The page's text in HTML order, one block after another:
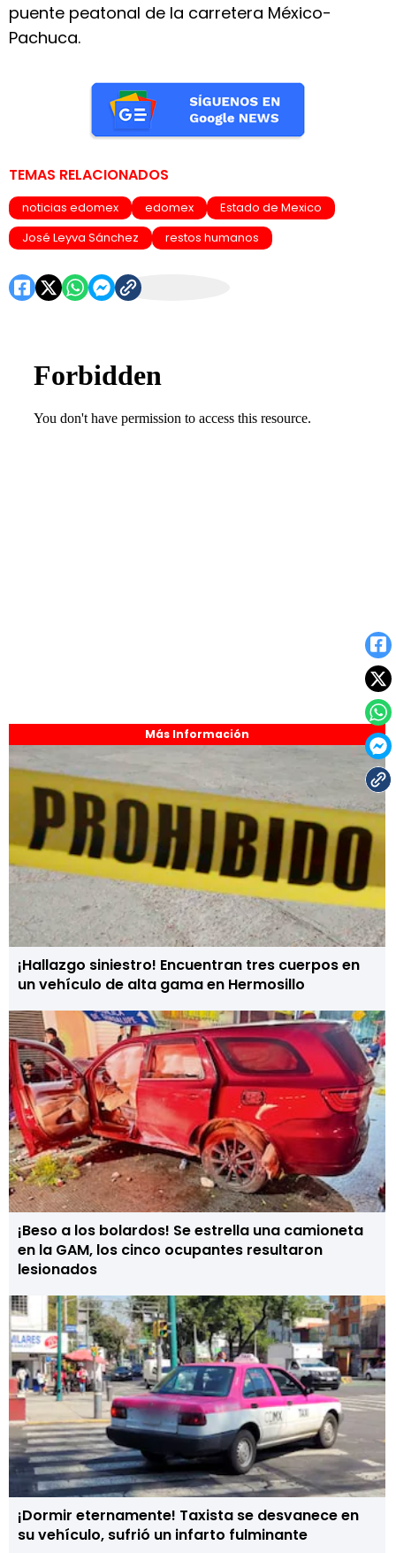
Más Información
¡Hallazgo siniestro! Encuentran tres cuerpos en
un vehículo de alta gama en Hermosillo
¡Beso a los bolardos! Se estrella una camioneta
en la GAM, los cinco ocupantes resultaron
lesionados
¡Dormir eternamente! Taxista se desvanece en
su vehículo, sufrió un infarto fulminante
puente peatonal de la carretera México-
Pachuca.
TEMAS RELACIONADOS
noticias edomex edomex
Estado de Mexico
José Leyva Sánchez
restos humanos